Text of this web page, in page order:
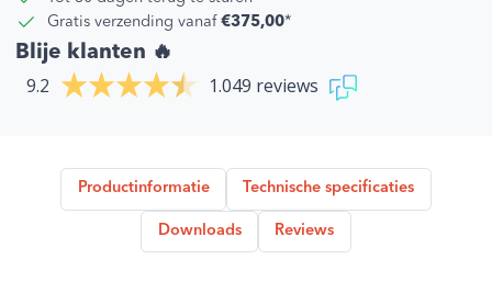
Gratis verzending vanaf €375,00*
Blije klanten 🔥
9.2 1.049 reviews
Productinformatie Technische specificaties
Downloads Reviews